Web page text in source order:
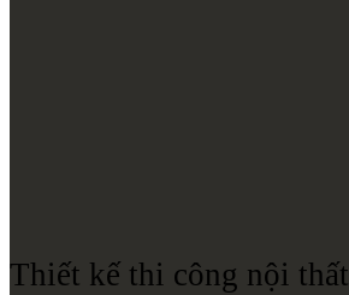
Thiết kế thi công nội thất